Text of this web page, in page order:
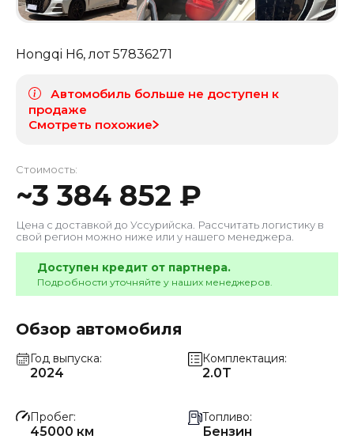
Hongqi H6, лот57836271
Автомобиль больше не доступен к
продаже
Смотреть похожие
Стоимость:
~3 384 852 ₽
Цена с доставкой до Уссурийска . Рассчитать логистику в
свой регион можно ниже или у нашего менеджера.
Доступен кредит от партнера.
Подробности уточняйте у наших менеджеров.
Обзор автомобиля
Год выпуска
2024
Комплектация
2.0T
Пробег
45000 км
Топливо
Бензин